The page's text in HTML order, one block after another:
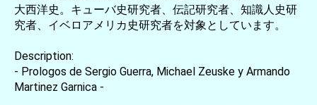
大西洋史。キューバ史研究者、伝記研究者、知識人史研
究者、イベロアメリカ史研究者を対象としています。
Description:
- Prologos de Sergio Guerra, Michael Zeuske y Armando
Martinez Garnica -